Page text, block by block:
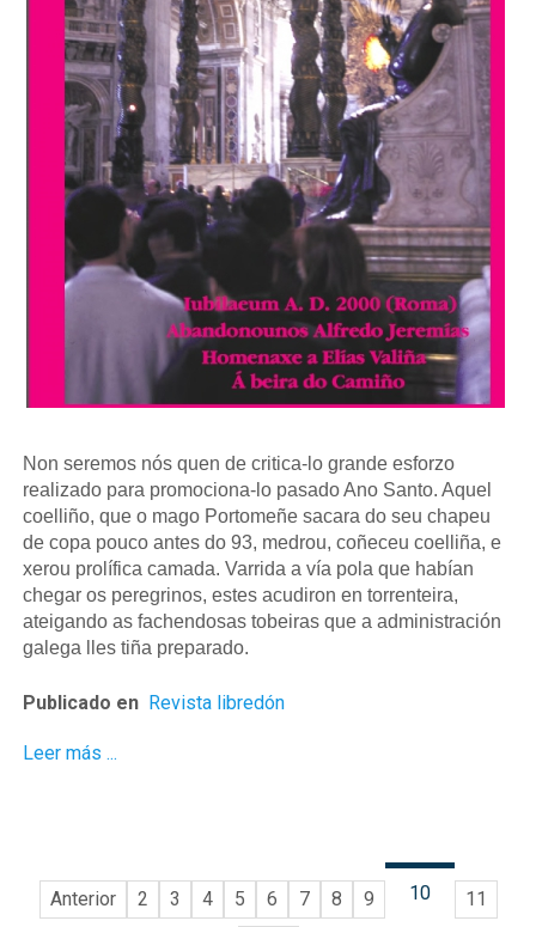
Non seremos nós quen de critica-lo grande esforzo
realizado para promociona-lo pasado Ano Santo. Aquel
coelliño, que o mago Portomeñe sacara do seu chapeu
de copa pouco antes do 93, medrou, coñeceu coelliña, e
xerou prolífica camada. Varrida a vía pola que habían
chegar os peregrinos, estes acudiron en torrenteira,
ateigando as fachendosas tobeiras que a administración
galega lles tiña preparado.
Publicado en Revista libredón
Leer más ...
Anterior 2 3 4 5 6 7 8 9 10 11